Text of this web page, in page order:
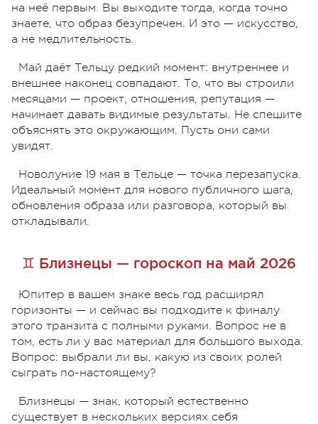
на неё первым. Вы выходите тогда, когда точно
знаете, что образ безупречен. И это — искусство,
а не медлительность.
Май даёт Тельцу редкий момент: внутреннее и
внешнее наконец совпадают. То, что вы строили
месяцами — проект, отношения, репутация —
начинает давать видимые результаты. Не спешите
объяснять это окружающим. Пусть они сами
увидят.
Новолуние 19 мая в Тельце — точка перезапуска.
Идеальный момент для нового публичного шага,
обновления образа или разговора, который вы
откладывали.
♊ Близнецы — гороскоп на май 2026
Юпитер в вашем знаке весь год расширял
горизонты — и сейчас вы подходите к финалу
этого транзита с полными руками. Вопрос не в
том, есть ли у вас материал для большого выхода.
Вопрос: выбрали ли вы, какую из своих ролей
сыграть по-настоящему?
Близнецы — знак, который естественно
существует в нескольких версиях себя